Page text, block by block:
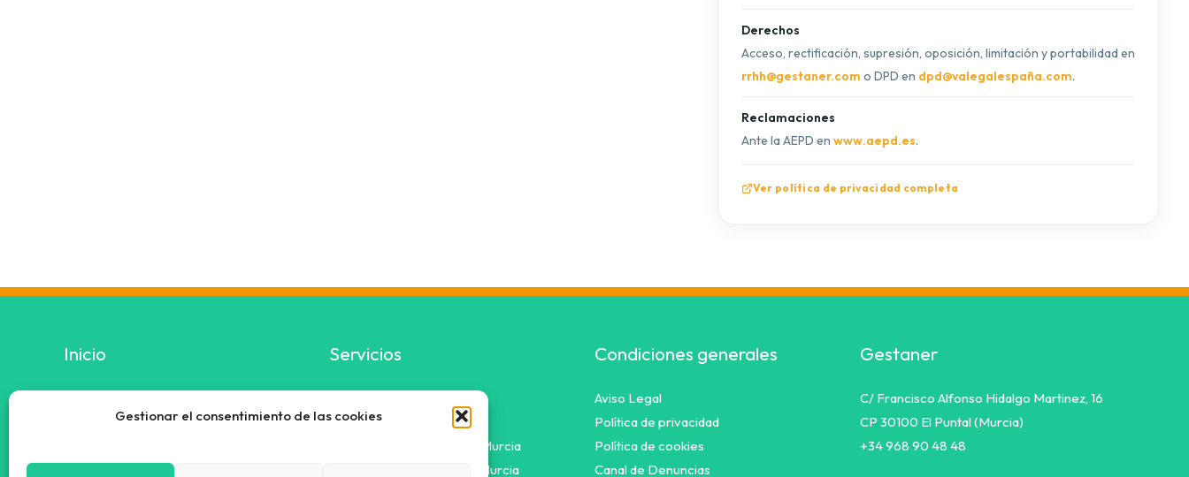
Gestionar el consentimiento de las cookies
Derechos
Acceso, rectificación, supresión, oposición, limitación y portabilidad en
rrhh@gestaner.com o DPD en dpd@valegalespaña.com.
Reclamaciones
Ante la AEPD en www.aepd.es.
Ver política de privacidad completa
Inicio
Servicios
Servicios
Subvenciones
Instaladores de placas en Murcia
Paneles fotovoltaicos en Murcia
Condiciones generales
Aviso Legal
Política de privacidad
Política de cookies
Canal de Denuncias
Gestaner
C/ Francisco Alfonso Hidalgo Martinez, 16
CP 30100 El Puntal (Murcia)
+34 968 90 48 48